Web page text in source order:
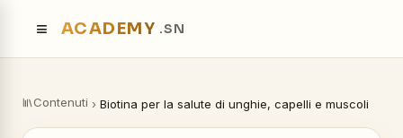
≡ ACADEMY .SN
Contenuti › Biotina per la salute di unghie, capelli e muscoli